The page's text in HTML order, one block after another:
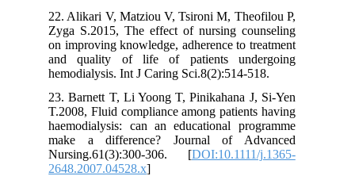
22. Alikari V, Matziou V, Tsironi M, Theofilou P,
Zyga S.2015, The effect of nursing counseling
on improving knowledge, adherence to treatment
and quality of life of patients undergoing
hemodialysis. Int J Caring Sci.8(2):514-518.
23. Barnett T, Li Yoong T, Pinikahana J, Si‐Yen
T.2008, Fluid compliance among patients having
haemodialysis: can an educational programme
make a difference? Journal of Advanced
Nursing.61(3):300-306. [DOI:10.1111/j.1365-
2648.2007.04528.x